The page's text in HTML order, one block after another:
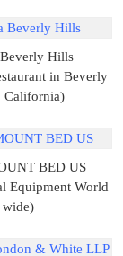
Hills
in Beverly
California)
BED US
Equipment World
wide)